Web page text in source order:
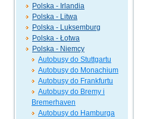
Polska - Irlandia
Polska - Litwa
Polska - Luksemburg
Polska - Łotwa
Polska - Niemcy
Autobusy do Stuttgartu
Autobusy do Monachium
Autobusy do Frankfurtu
Autobusy do Bremy i
Bremerhaven
Autobusy do Hamburga